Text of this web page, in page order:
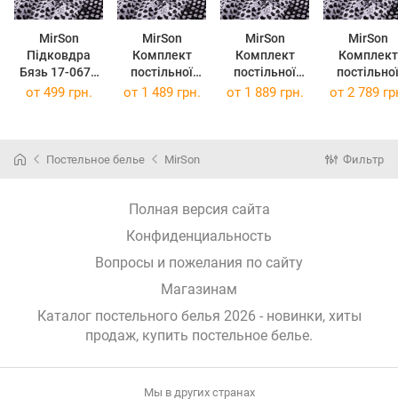
MirSon
Підковдра
Бязь 17-0673
Monochrome
MirSon
Комплект
постільної
білизни Бязь
220 см
MirSon
Комплект
постільної
білизни Бязь
MirSon
Комплект
постільної
білизни Бязь
x 220 см
от 499 грн. от 1 489 грн. от 1 889 грн. от 2 789
Постельное белье MirSon Фильтр
Полная версия сайта
Конфиденциальность
Вопросы и пожелания по сайту
Магазинам
Каталог постельного белья 2026 - новинки, хиты
продаж, купить постельное белье.
Мы в других странах